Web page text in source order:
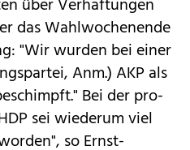
über Verhaftungen
das Wahlwochenende
"Wir wurden bei einer
Anm.) AKP als
Bei der pro-
sei wiederum viel
so Ernst-